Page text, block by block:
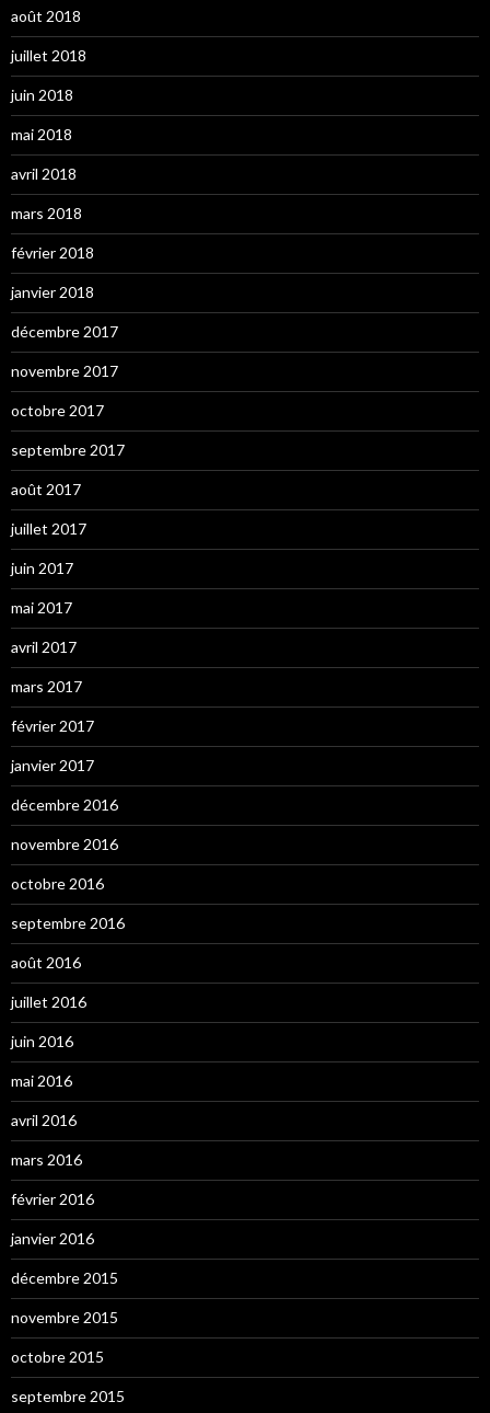
août 2018
juillet 2018
juin 2018
mai 2018
avril 2018
mars 2018
février 2018
janvier 2018
décembre 2017
novembre 2017
octobre 2017
septembre 2017
août 2017
juillet 2017
juin 2017
mai 2017
avril 2017
mars 2017
février 2017
janvier 2017
décembre 2016
novembre 2016
octobre 2016
septembre 2016
août 2016
juillet 2016
juin 2016
mai 2016
avril 2016
mars 2016
février 2016
janvier 2016
décembre 2015
novembre 2015
octobre 2015
septembre 2015